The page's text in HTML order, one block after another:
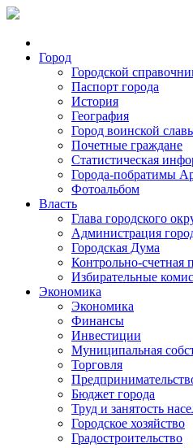
Город
Городской
Паспорт города
История
География
Город воинской
Почетные граждане
Статистическая
Города-побратимы
Фотоальбом
Власть
Глава городского
Администрация
Городская Дума
Контрольно-счетная
Избирательные
Экономика
Экономика
Финансы
Инвестиции
Муниципальная
Торговля
Бюджет города
Труд и занятость
Городское хозяйство
Градостроительство